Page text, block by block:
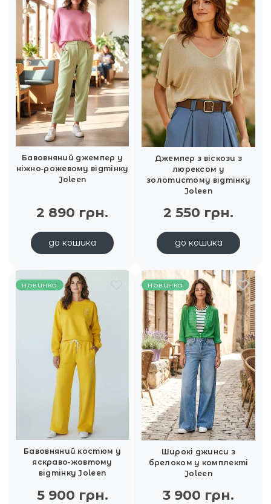
Бавовняний джемпер у
ніжно‑рожевому відтінку
Joleen
2 890 грн.
до кошика
Джемпер з віскози з
люрексом у
золотистому відтінку
Joleen
2 550 грн.
до кошика
новинка
Бавовняний костюм у
яскраво‑жовтому
відтінку Joleen
5 900 грн.
новинка
Широкі джинси з
брелоком у комплекті
Joleen
3 900 грн.